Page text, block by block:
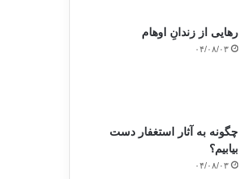
رهایی از زندانِ اوهام
۰۴/۰۸/۰۳
چگونه به آثار استغفار دست
بیابیم؟
۰۴/۰۸/۰۳